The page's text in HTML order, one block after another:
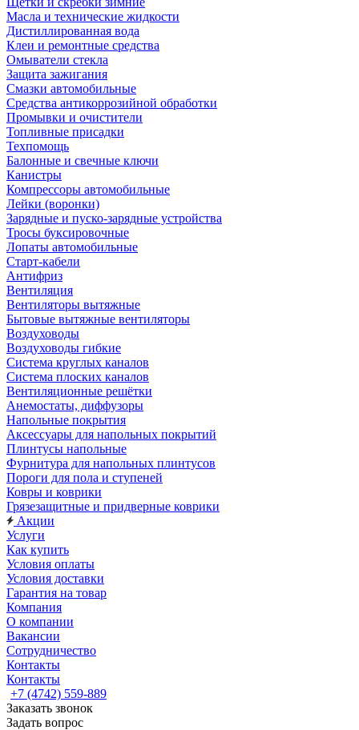
Масла и технические жидкости
Дистиллированная вода
Клеи и ремонтные средства
Омыватели стекла
Защита зажигания
Смазки автомобильные
Средства антикоррозийной обработки
Промывки и очистители
Топливные присадки
Техпомощь
Балонные и свечные ключи
Канистры
Компрессоры автомобильные
Лейки (воронки)
Зарядные и пуско-зарядные устройства
Тросы буксировочные
Лопаты автомобильные
Старт-кабели
Антифриз
Вентиляция
Вентиляторы вытяжные
Бытовые вытяжные вентиляторы
Воздуховоды
Воздуховоды гибкие
Система круглых каналов
Система плоских каналов
Вентиляционные решётки
Анемостаты, диффузоры
Напольные покрытия
Аксессуары для напольных покрытий
Плинтусы напольные
Фурнитура для напольных плинтусов
Пороги для пола и ступеней
Ковры и коврики
Грязезащитные и придверные коврики
Акции
Услуги
Как купить
Условия оплаты
Условия доставки
Гарантия на товар
Компания
О компании
Вакансии
Сотрудничество
Контакты
Контакты
+7 (4742) 559-889
Заказать звонок
Задать вопрос